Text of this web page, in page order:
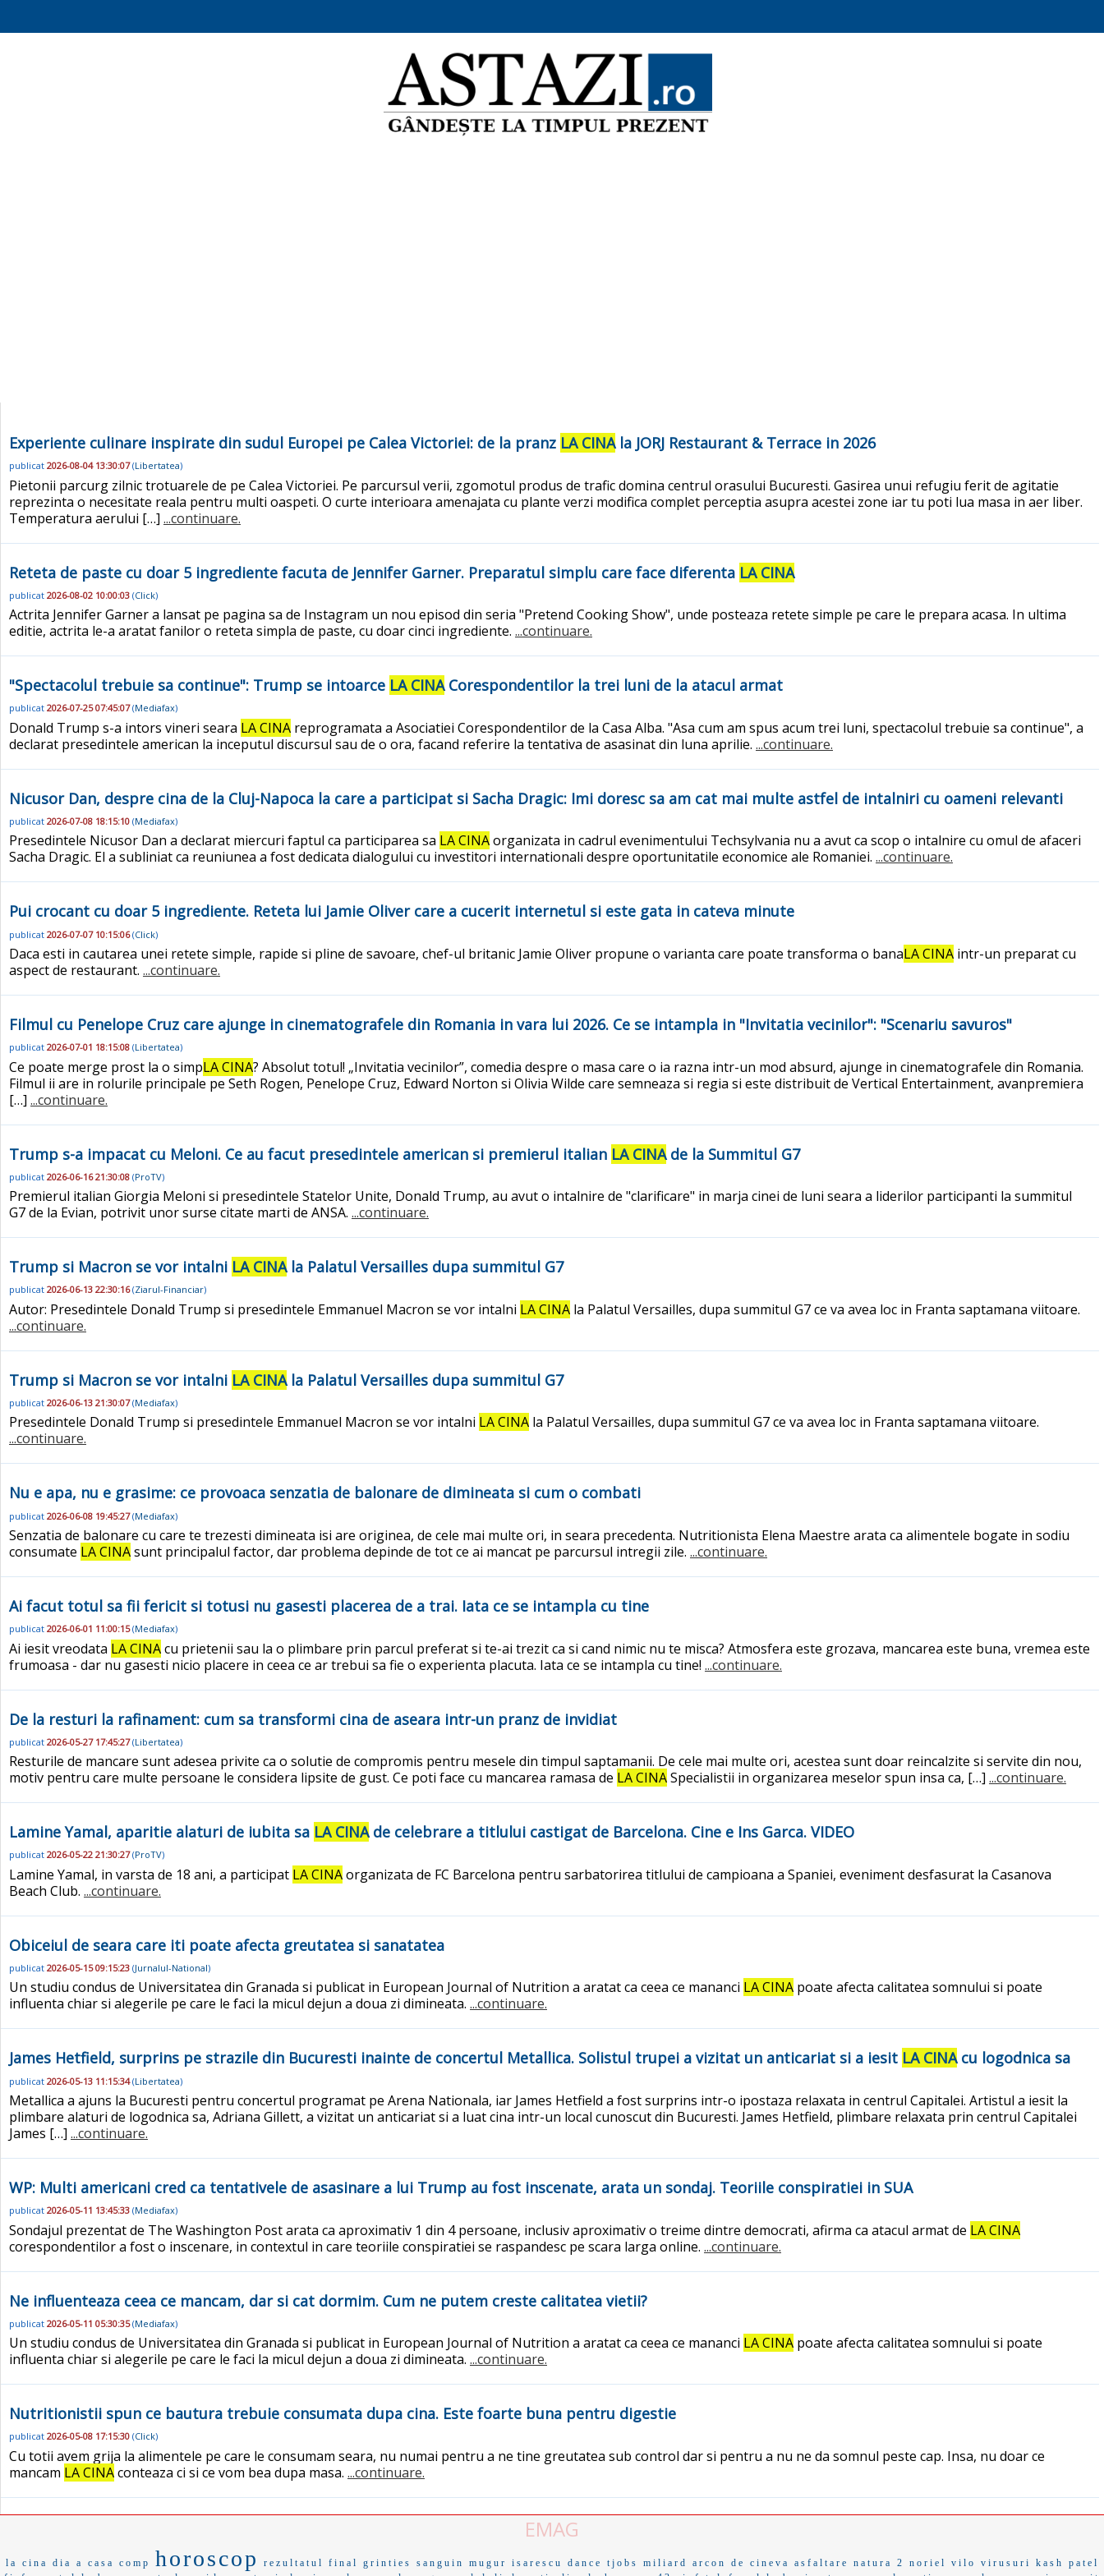
Experiente culinare inspirate din sudul Europei pe Calea Victoriei: de la pranz LA CINAla JORJ Restaurant & Terrace in 2026
publicat 2026-08-04 13:30:07(Libertatea)
Pietonii parcurg zilnic trotuarele de pe Calea Victoriei. Pe parcursul verii, zgomotul produs de trafic domina centrul orasului Bucuresti. Gasirea unui refugiu ferit de agitatie
reprezinta o necesitate reala pentru multi oaspeti. O curte interioara amenajata cu plante verzi modifica complet perceptia asupra acestei zone iar tu poti lua masa in aer liber.
Temperatura aerului […] ...continuare.
Reteta de paste cu doar 5 ingrediente facuta de Jennifer Garner. Preparatul simplu care face diferenta LA CINA
publicat 2026-08-02 10:00:03 (Click)
Actrita Jennifer Garner a lansat pe pagina sa de Instagram un nou episod din seria "Pretend Cooking Show", unde posteaza retete simple pe care le prepara acasa. In ultima
editie, actrita le-a aratat fanilor o reteta simpla de paste, cu doar cinci ingrediente. ...continuare.
"Spectacolul trebuie sa continue": Trump se intoarce LA CINACorespondentilor la trei luni de la atacul armat
publicat 2026-07-25 07:45:07(Mediafax)
Donald Trump s-a intors vineri seara LA CINA reprogramata a Asociatiei Corespondentilor de la Casa Alba. "Asa cum am spus acum trei luni, spectacolul trebuie sa continue", a
declarat presedintele american la inceputul discursul sau de o ora, facand referire la tentativa de asasinat din luna aprilie. ...continuare.
Nicusor Dan, despre cina de la Cluj-Napoca la care a participat si Sacha Dragic: Imi doresc sa am cat mai multe astfel de intalniri cu oameni relevanti
publicat 2026-07-08 18:15:10 (Mediafax)
Presedintele Nicusor Dan a declarat miercuri faptul ca participarea sa LA CINAorganizata in cadrul evenimentului Techsylvania nu a avut ca scop o intalnire cu omul de afaceri
Sacha Dragic. El a subliniat ca reuniunea a fost dedicata dialogului cu investitori internationali despre oportunitatile economice ale Romaniei. ...continuare.
Pui crocant cu doar 5 ingrediente. Reteta lui Jamie Oliver care a cucerit internetul si este gata in cateva minute
publicat 2026-07-07 10:15:06(Click)
Daca esti in cautarea unei retete simple, rapide si pline de savoare, chef-ul britanic Jamie Oliver propune o varianta care poate transforma o banaLA CINA intr-un preparat cu
aspect de restaurant. ...continuare.
Filmul cu Penelope Cruz care ajunge in cinematografele din Romania in vara lui 2026. Ce se intampla in "Invitatia vecinilor": "Scenariu savuros"
publicat 2026-07-01 18:15:08 (Libertatea)
Ce poate merge prost la o simpLA CINA? Absolut totul! „Invitatia vecinilor”, comedia despre o masa care o ia razna intr-un mod absurd, ajunge in cinematografele din Romania.
Filmul ii are in rolurile principale pe Seth Rogen, Penelope Cruz, Edward Norton si Olivia Wilde care semneaza si regia si este distribuit de Vertical Entertainment, avanpremiera
[…] ...continuare.
Trump s-a impacat cu Meloni. Ce au facut presedintele american si premierul italian LA CINAde la Summitul G7
publicat 2026-06-16 21:30:08 (ProTV)
Premierul italian Giorgia Meloni si presedintele Statelor Unite, Donald Trump, au avut o intalnire de "clarificare" in marja cinei de luni seara a liderilor participanti la summitul
G7 de la Evian, potrivit unor surse citate marti de ANSA. ...continuare.
Trump si Macron se vor intalni LA CINAla Palatul Versailles dupa summitul G7
publicat 2026-06-13 22:30:16(Ziarul-Financiar)
Autor: Presedintele Donald Trump si presedintele Emmanuel Macron se vor intalni LA CINA la Palatul Versailles, dupa summitul G7 ce va avea loc in Franta saptamana viitoare.
...continuare.
Trump si Macron se vor intalni LA CINAla Palatul Versailles dupa summitul G7
publicat 2026-06-13 21:30:07(Mediafax)
Presedintele Donald Trump si presedintele Emmanuel Macron se vor intalni LA CINA la Palatul Versailles, dupa summitul G7 ce va avea loc in Franta saptamana viitoare.
...continuare.
Nu e apa, nu e grasime: ce provoaca senzatia de balonare de dimineata si cum o combati
publicat 2026-06-08 19:45:27(Mediafax)
Senzatia de balonare cu care te trezesti dimineata isi are originea, de cele mai multe ori, in seara precedenta. Nutritionista Elena Maestre arata ca alimentele bogate in sodiu
consumate LA CINAsunt principalul factor, dar problema depinde de tot ce ai mancat pe parcursul intregii zile. ...continuare.
Ai facut totul sa fii fericit si totusi nu gasesti placerea de a trai. Iata ce se intampla cu tine
publicat 2026-06-01 11:00:15(Mediafax)
Ai iesit vreodata LA CINAcu prietenii sau la o plimbare prin parcul preferat si te-ai trezit ca si cand nimic nu te misca? Atmosfera este grozava, mancarea este buna, vremea este
frumoasa - dar nu gasesti nicio placere in ceea ce ar trebui sa fie o experienta placuta. Iata ce se intampla cu tine! ...continuare.
De la resturi la rafinament: cum sa transformi cina de aseara intr-un pranz de invidiat
publicat 2026-05-27 17:45:27(Libertatea)
Resturile de mancare sunt adesea privite ca o solutie de compromis pentru mesele din timpul saptamanii. De cele mai multe ori, acestea sunt doar reincalzite si servite din nou,
motiv pentru care multe persoane le considera lipsite de gust. Ce poti face cu mancarea ramasa de LA CINASpecialistii in organizarea meselor spun insa ca, […] ...continuare.
Lamine Yamal, aparitie alaturi de iubita sa LA CINAde celebrare a titlului castigat de Barcelona. Cine e Ins Garca. VIDEO
publicat 2026-05-22 21:30:27(ProTV)
Lamine Yamal, in varsta de 18 ani, a participat LA CINAorganizata de FC Barcelona pentru sarbatorirea titlului de campioana a Spaniei, eveniment desfasurat la Casanova
Beach Club. ...continuare.
Obiceiul de seara care iti poate afecta greutatea si sanatatea
publicat 2026-05-15 09:15:23 (Jurnalul-National)
Un studiu condus de Universitatea din Granada si publicat in European Journal of Nutrition a aratat ca ceea ce mananci LA CINA poate afecta calitatea somnului si poate
influenta chiar si alegerile pe care le faci la micul dejun a doua zi dimineata. ...continuare.
James Hetfield, surprins pe strazile din Bucuresti inainte de concertul Metallica. Solistul trupei a vizitat un anticariat si a iesit LA CINAcu logodnica sa
publicat 2026-05-13 11:15:34(Libertatea)
Metallica a ajuns la Bucuresti pentru concertul programat pe Arena Nationala, iar James Hetfield a fost surprins intr-o ipostaza relaxata in centrul Capitalei. Artistul a iesit la
plimbare alaturi de logodnica sa, Adriana Gillett, a vizitat un anticariat si a luat cina intr-un local cunoscut din Bucuresti. James Hetfield, plimbare relaxata prin centrul Capitalei
James […] ...continuare.
WP: Multi americani cred ca tentativele de asasinare a lui Trump au fost inscenate, arata un sondaj. Teoriile conspiratiei in SUA
publicat 2026-05-11 13:45:33 (Mediafax)
Sondajul prezentat de The Washington Post arata ca aproximativ 1 din 4 persoane, inclusiv aproximativ o treime dintre democrati, afirma ca atacul armat de LA CINA
corespondentilor a fost o inscenare, in contextul in care teoriile conspiratiei se raspandesc pe scara larga online. ...continuare.
Ne influenteaza ceea ce mancam, dar si cat dormim. Cum ne putem creste calitatea vietii?
publicat 2026-05-11 05:30:35(Mediafax)
Un studiu condus de Universitatea din Granada si publicat in European Journal of Nutrition a aratat ca ceea ce mananci LA CINA poate afecta calitatea somnului si poate
influenta chiar si alegerile pe care le faci la micul dejun a doua zi dimineata. ...continuare.
Nutritionistii spun ce bautura trebuie consumata dupa cina. Este foarte buna pentru digestie
publicat 2026-05-08 17:15:30 (Click)
Cu totii avem grija la alimentele pe care le consumam seara, nu numai pentru a ne tine greutatea sub control dar si pentru a nu ne da somnul peste cap. Insa, nu doar ce
mancam LA CINAconteaza ci si ce vom bea dupa masa. ...continuare.
EMAG
la cina dia a casa comp horoscop rezultatul final grinties sanguin mugur isarescu dance tjobs miliard arcon de cineva asfaltare natura 2 noriel vilo virusuri
kash patel